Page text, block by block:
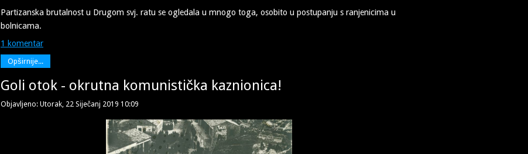
Partizanska brutalnost u Drugom svj. ratu se ogledala u mnogo toga, osobito u postupanju s ranjenicima u
bolnicama.
1 komentar
Opširnije...
Goli otok - okrutna komunistička kaznionica!
Objavljeno: Utorak, 22 Siječanj 2019 10:09